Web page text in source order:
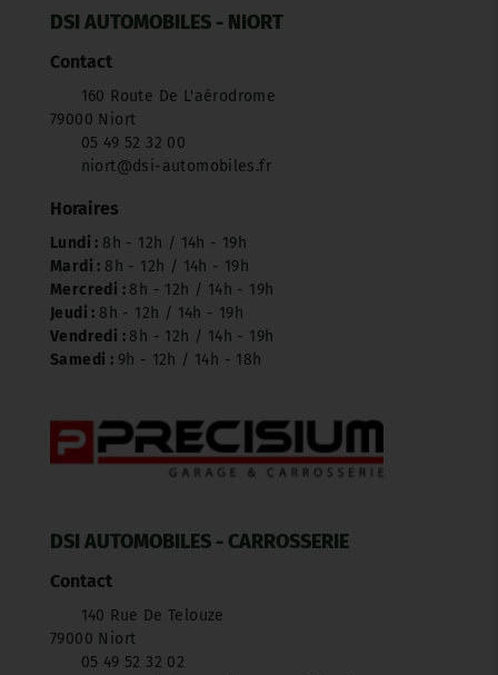
DSI AUTOMOBILES - NIORT
Contact
160 Route De L'aérodrome
79000 Niort
05 49 52 32 00
niort@dsi-automobiles.fr
Horaires
Lundi : 8h - 12h / 14h - 19h
Mardi : 8h - 12h / 14h - 19h
Mercredi : 8h - 12h / 14h - 19h
Jeudi : 8h - 12h / 14h - 19h
Vendredi : 8h - 12h / 14h - 19h
Samedi : 9h - 12h / 14h - 18h
DSI AUTOMOBILES - CARROSSERIE
Contact
140 Rue De Telouze
79000 Niort
05 49 52 32 02